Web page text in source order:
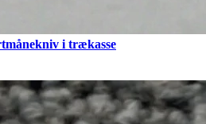
i trækasse